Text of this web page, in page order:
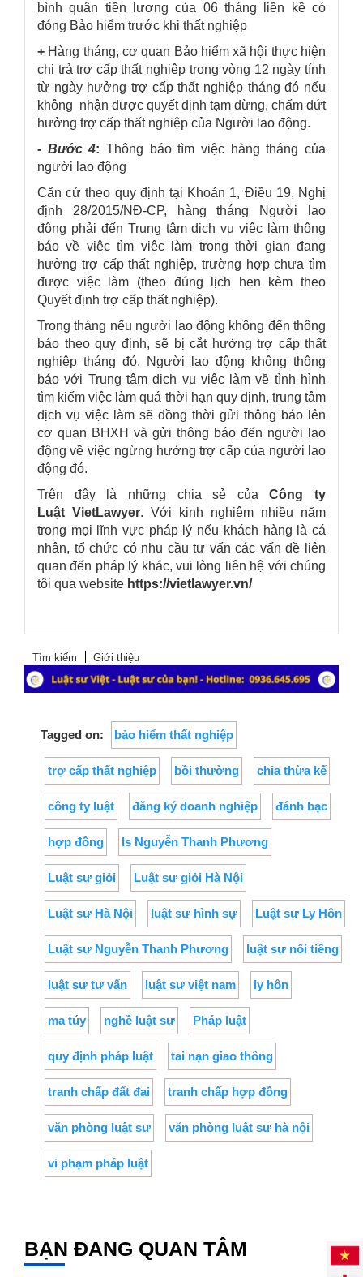
bình quân tiền lương của 06 tháng liền kề có
đóng Bảo hiểm trước khi thất nghiệp
+ Hàng tháng, cơ quan Bảo hiểm xã hội thực hiện
chi trả trợ cấp thất nghiệp trong vòng 12 ngày tính
từ ngày hưởng trợ cấp thất nghiệp tháng đó nếu
không nhận được quyết định tạm dừng, chấm dứt
hưởng trợ cấp thất nghiệp của Người lao động.
- Bước 4: Thông báo tìm việc hàng tháng của
người lao động
Căn cứ theo quy định tại Khoản 1, Điều 19, Nghị
định 28/2015/NĐ-CP, hàng tháng Người lao
động phải đến Trung tâm dịch vụ việc làm thông
báo về việc tìm việc làm trong thời gian đang
hưởng trợ cấp thất nghiệp, trường hợp chưa tìm
được việc làm (theo đúng lịch hẹn kèm theo
Quyết định trợ cấp thất nghiệp).
Trong tháng nếu người lao động không đến thông
báo theo quy định, sẽ bị cắt hưởng trợ cấp thất
nghiệp tháng đó. Người lao động không thông
báo với Trung tâm dịch vụ việc làm về tình hình
tìm kiếm việc làm quá thời hạn quy định, trung tâm
dịch vụ việc làm sẽ đồng thời gửi thông báo lên
cơ quan BHXH và gửi thông báo đến người lao
động về việc ngừng hưởng trợ cấp của người lao
động đó.
Trên đây là những chia sẻ củaCông ty
Luật VietLawyer. Với kinh nghiệm nhiều năm
trong mọi lĩnh vực pháp lý nếu khách hàng là cá
nhân, tổ chức có nhu cầu tư vấn các vấn đề liên
quan đến pháp lý khác, vui lòng liên hệ với chúng
tôi qua website https://vietlawyer.vn/
Tìm kiếm Giới thiệu
Tagged on: bảo hiểm thất nghiệp
trợ cấp thất nghiệp bồi thường chia thừa kế
công ty luật đăng ký doanh nghiệp đánh bạc
hợp đồng ls Nguyễn Thanh Phương
Luật sư giỏi Luật sư giỏi Hà Nội
Luật sư Hà Nội luật sư hình sự Luật sư Ly Hôn
Luật sư Nguyễn Thanh Phương luật sư nổi tiếng
luật sư tư vấn luật sư việt nam ly hôn
ma túy nghề luật sư Pháp luật
quy định pháp luật tai nạn giao thông
tranh chấp đất đai tranh chấp hợp đồng
văn phòng luật sư văn phòng luật sư hà nội
vi phạm pháp luật
BẠN ĐANG QUAN TÂM